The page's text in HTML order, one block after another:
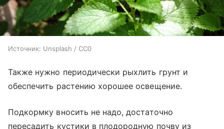
Источник: Unsplash / CC0
Также нужно периодически рыхлить грунт и
обеспечить растению хорошее освещение.
Подкормку вносить не надо, достаточно
пересадить кустики в плодородную почву из